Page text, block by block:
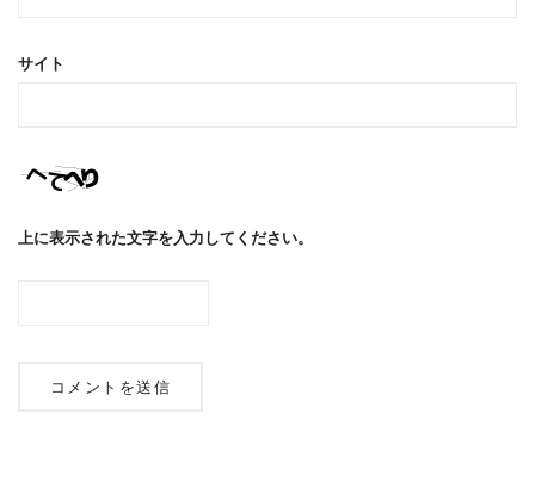
サイト
上に表示された文字を入力してください。